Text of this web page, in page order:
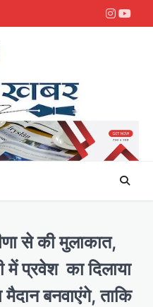
से की मुलाकात,
प्रवेश का दिलाया
बनवाएंगे, ताकि